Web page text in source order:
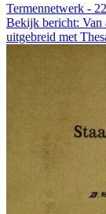
Termennetwerk -
Bekijk bericht: Van
uitgebreid met